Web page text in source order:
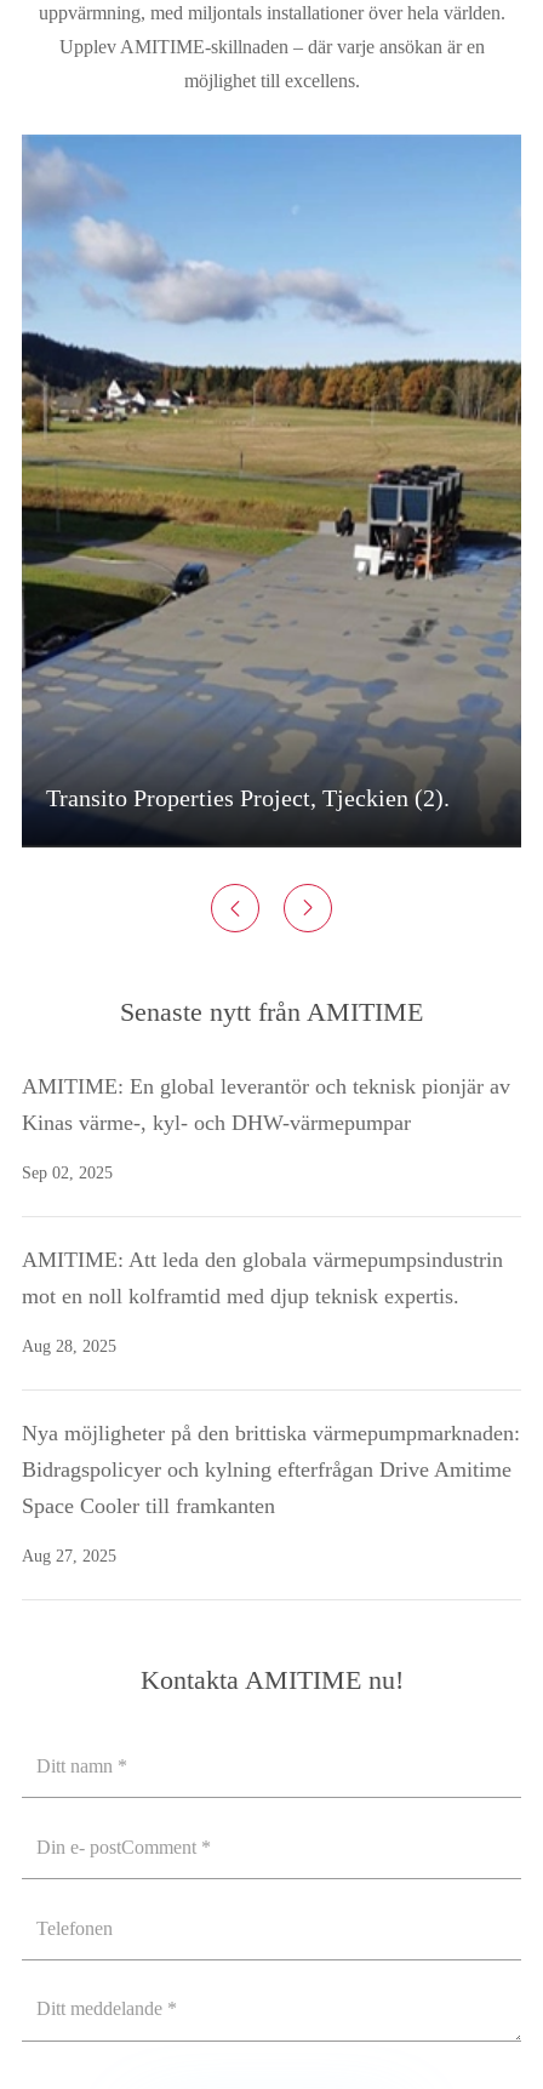
uppvärmning, med miljontals installationer över hela världen.
Upplev AMITIME-skillnaden – där varje ansökan är en
möjlighet till excellens.
Transito Properties Project, Tjeckien (2).
 
Senaste nytt från AMITIME
AMITIME: En global leverantör och teknisk pionjär av
Kinas värme-, kyl- och DHW-värmepumpar
Sep 02, 2025
AMITIME: Att leda den globala värmepumpsindustrin
mot en noll kolframtid med djup teknisk expertis.
Aug 28, 2025
Nya möjligheter på den brittiska värmepumpmarknaden:
Bidragspolicyer och kylning efterfrågan Drive Amitime
Space Cooler till framkanten
Aug 27, 2025
Kontakta AMITIME nu!